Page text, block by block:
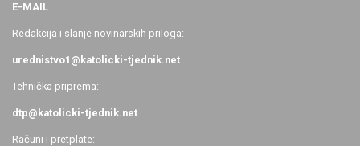
E-MAIL
Redakcija i slanje novinarskih priloga:
urednistvo1@katolicki-tjednik.net
Tehnička priprema:
dtp@katolicki-tjednik.net
Računi i pretplate: